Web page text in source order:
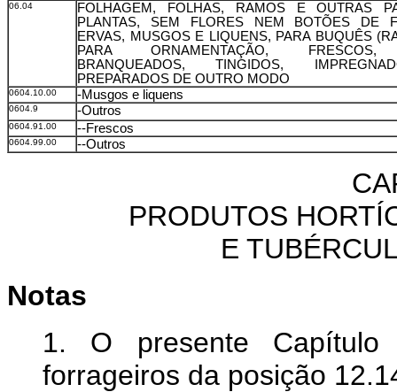
06.04
FOLHAGEM, FOLHAS, RAMOS E OUTRAS
PLANTAS, SEM FLORES NEM BOTÕES DE
ERVAS, MUSGOS E LIQUENS, PARA BUQUÊS
PARA ORNAMENTAÇÃO, FRESCOS,
BRANQUEADOS, TINGIDOS,
PREPARADOS DE OUTRO MODO
0604.10.00 -Musgos e liquens
0604.9 -Outros
0604.91.00 --Frescos
0604.99.00 --Outros
PRODUTOS
E
Notas
1. O presente Capítulo
forrageiros da posição